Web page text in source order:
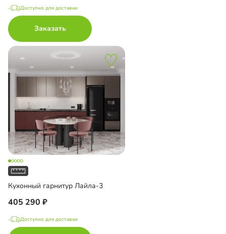
Доступно для доставки
Заказать
Кухонный гарнитур Лайла-3
405 290
Доступно для доставки